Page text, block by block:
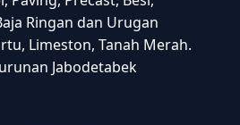
Ringan dan Urugan
Limeston, Tanah Merah.
Jabodetabek